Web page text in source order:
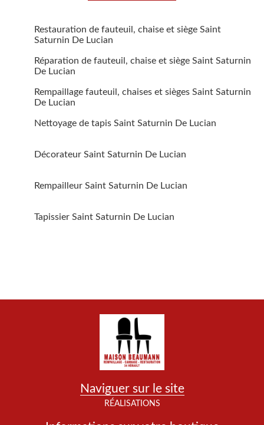
Restauration de fauteuil, chaise et siège Saint
Saturnin De Lucian
Réparation de fauteuil, chaise et siège Saint Saturnin
De Lucian
Rempaillage fauteuil, chaises et sièges Saint Saturnin
De Lucian
Nettoyage de tapis Saint Saturnin De Lucian
Décorateur Saint Saturnin De Lucian
Rempailleur Saint Saturnin De Lucian
Tapissier Saint Saturnin De Lucian
Naviguer sur le site
RÉALISATIONS